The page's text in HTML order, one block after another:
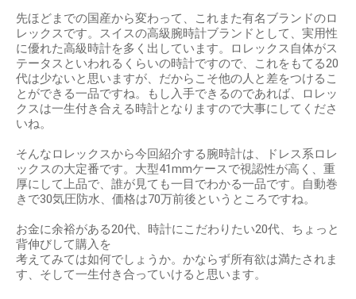
先ほどまでの国産から変わって、これまた有名ブランドのロ
レックスです。スイスの高級腕時計ブランドとして、実用性
に優れた高級時計を多く出しています。ロレックス自体がス
テータスといわれるくらいの時計ですので、これをもてる20
代は少ないと思いますが、だからこそ他の人と差をつけるこ
とができる一品ですね。もし入手できるのであれば、ロレッ
クスは一生付き合える時計となりますので大事にしてくださ
いね。
そんなロレックスから今回紹介する腕時計は、ドレス系ロレ
ックスの大定番です。大型41mmケースで視認性が高く、重
厚にして上品で、誰が見ても一目でわかる一品です。自動巻
きで30気圧防水、価格は70万前後というところですね。
お金に余裕がある20代、時計にこだわりたい20代、ちょっと
背伸びして購入を
考えてみては如何でしょうか。かならず所有欲は満たされま
す、そして一生付き合っていけると思います。